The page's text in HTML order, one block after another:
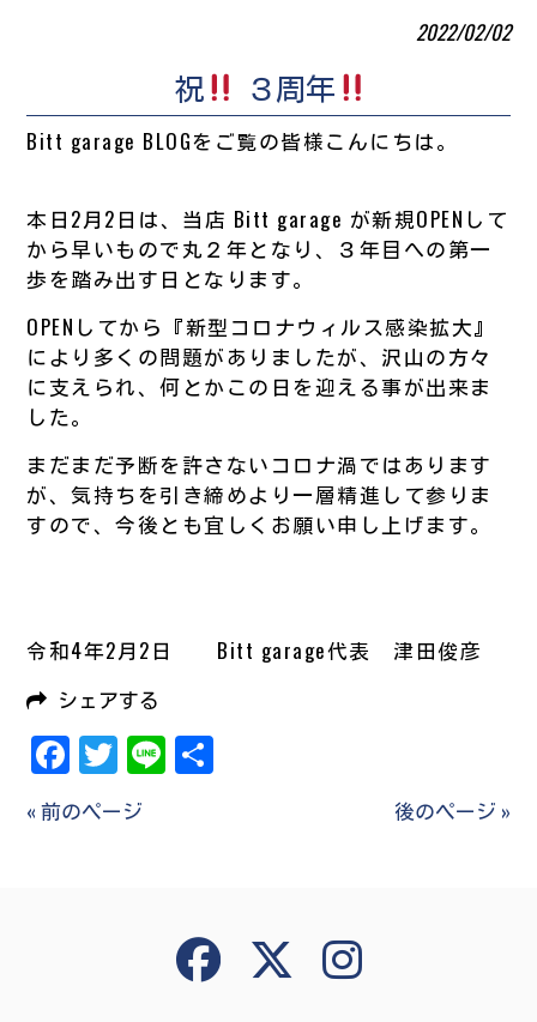
2022/02/02
祝 ３周年
Bitt garage BLOGをご覧の皆様こんにちは。
本日2月2日は、当店 Bitt garage が新規OPENして
から早いもので丸２年となり、３年目への第一
歩を踏み出す日となります。
OPENしてから『新型コロナウィルス感染拡大』
により多くの問題がありましたが、沢山の方々
に支えられ、何とかこの日を迎える事が出来ま
した。
まだまだ予断を許さないコロナ渦ではあります
が、気持ちを引き締めより一層精進して参りま
すので、今後とも宜しくお願い申し上げます。
令和4年2月2日 Bitt garage代表 津田俊彦
シェアする
Facebook
Twitter
Line
« 前のページ 後のページ »